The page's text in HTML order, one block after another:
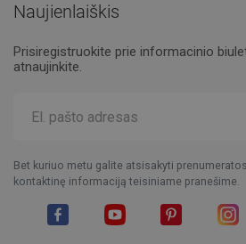
Naujienlaiškis
Prisiregistruokite prie informacinio
atnaujinkite.
Bet kuriuo metu galite atsisakyti
kontaktinę informaciją teisiniame pranešime.